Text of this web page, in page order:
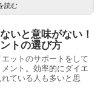
読む
いと意味がない！
トの選び方
ットのサポートをして
ント。効率的にダイエ
ている人も多いと思